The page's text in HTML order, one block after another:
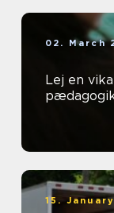
02. March
Lej en
15.